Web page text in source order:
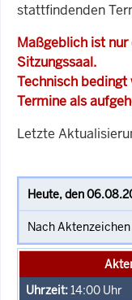
stattfindenden
Maßgeblich ist
Sitzungssaal.
Technisch bedingt
Termine als
Letzte
14:00 Uhr